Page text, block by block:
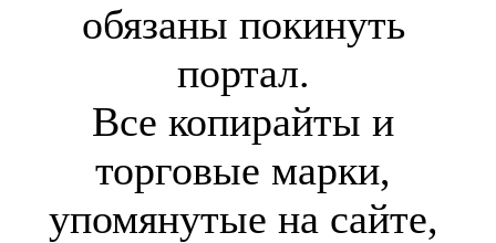
обязаны покинуть
портал.
Все копирайты и
торговые марки,
упомянутые на сайте,